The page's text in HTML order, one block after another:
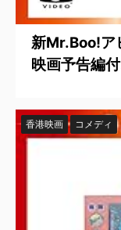
新Mr.Boo!ア
映画予告編
香港映画 コメディ